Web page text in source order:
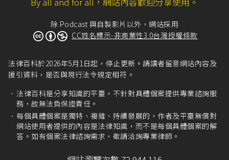
除 Podcast 與自製影片以外，網站採用
CC姓名標示-非商業性3.0台灣授權條款
法律百科於2026年5月1日起，停止更新。請讀者留意網站內容及
援引資料，是否與現行法令規定相符。
法律百科是分享知識的平臺，不針對具體個案提供專業諮詢服
務，故無法負保證責任。
每個具體個案是獨特、複雜、持續發展的，作者及平臺無償對
網站使用者提供的內容是法律知識，而不是每個具體個案的解
答。如有個案法律諮詢需求，敬請洽詢專業律師。